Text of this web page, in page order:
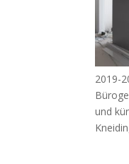
2019-
und